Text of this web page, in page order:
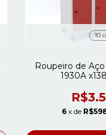
10
Roupeiro de
1930A
6 x de